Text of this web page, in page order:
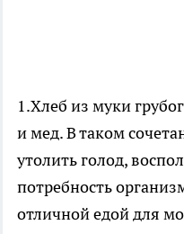
1.Хлеб из муки
и мед. В таком
утолить голод,
потребность
отличной едой для